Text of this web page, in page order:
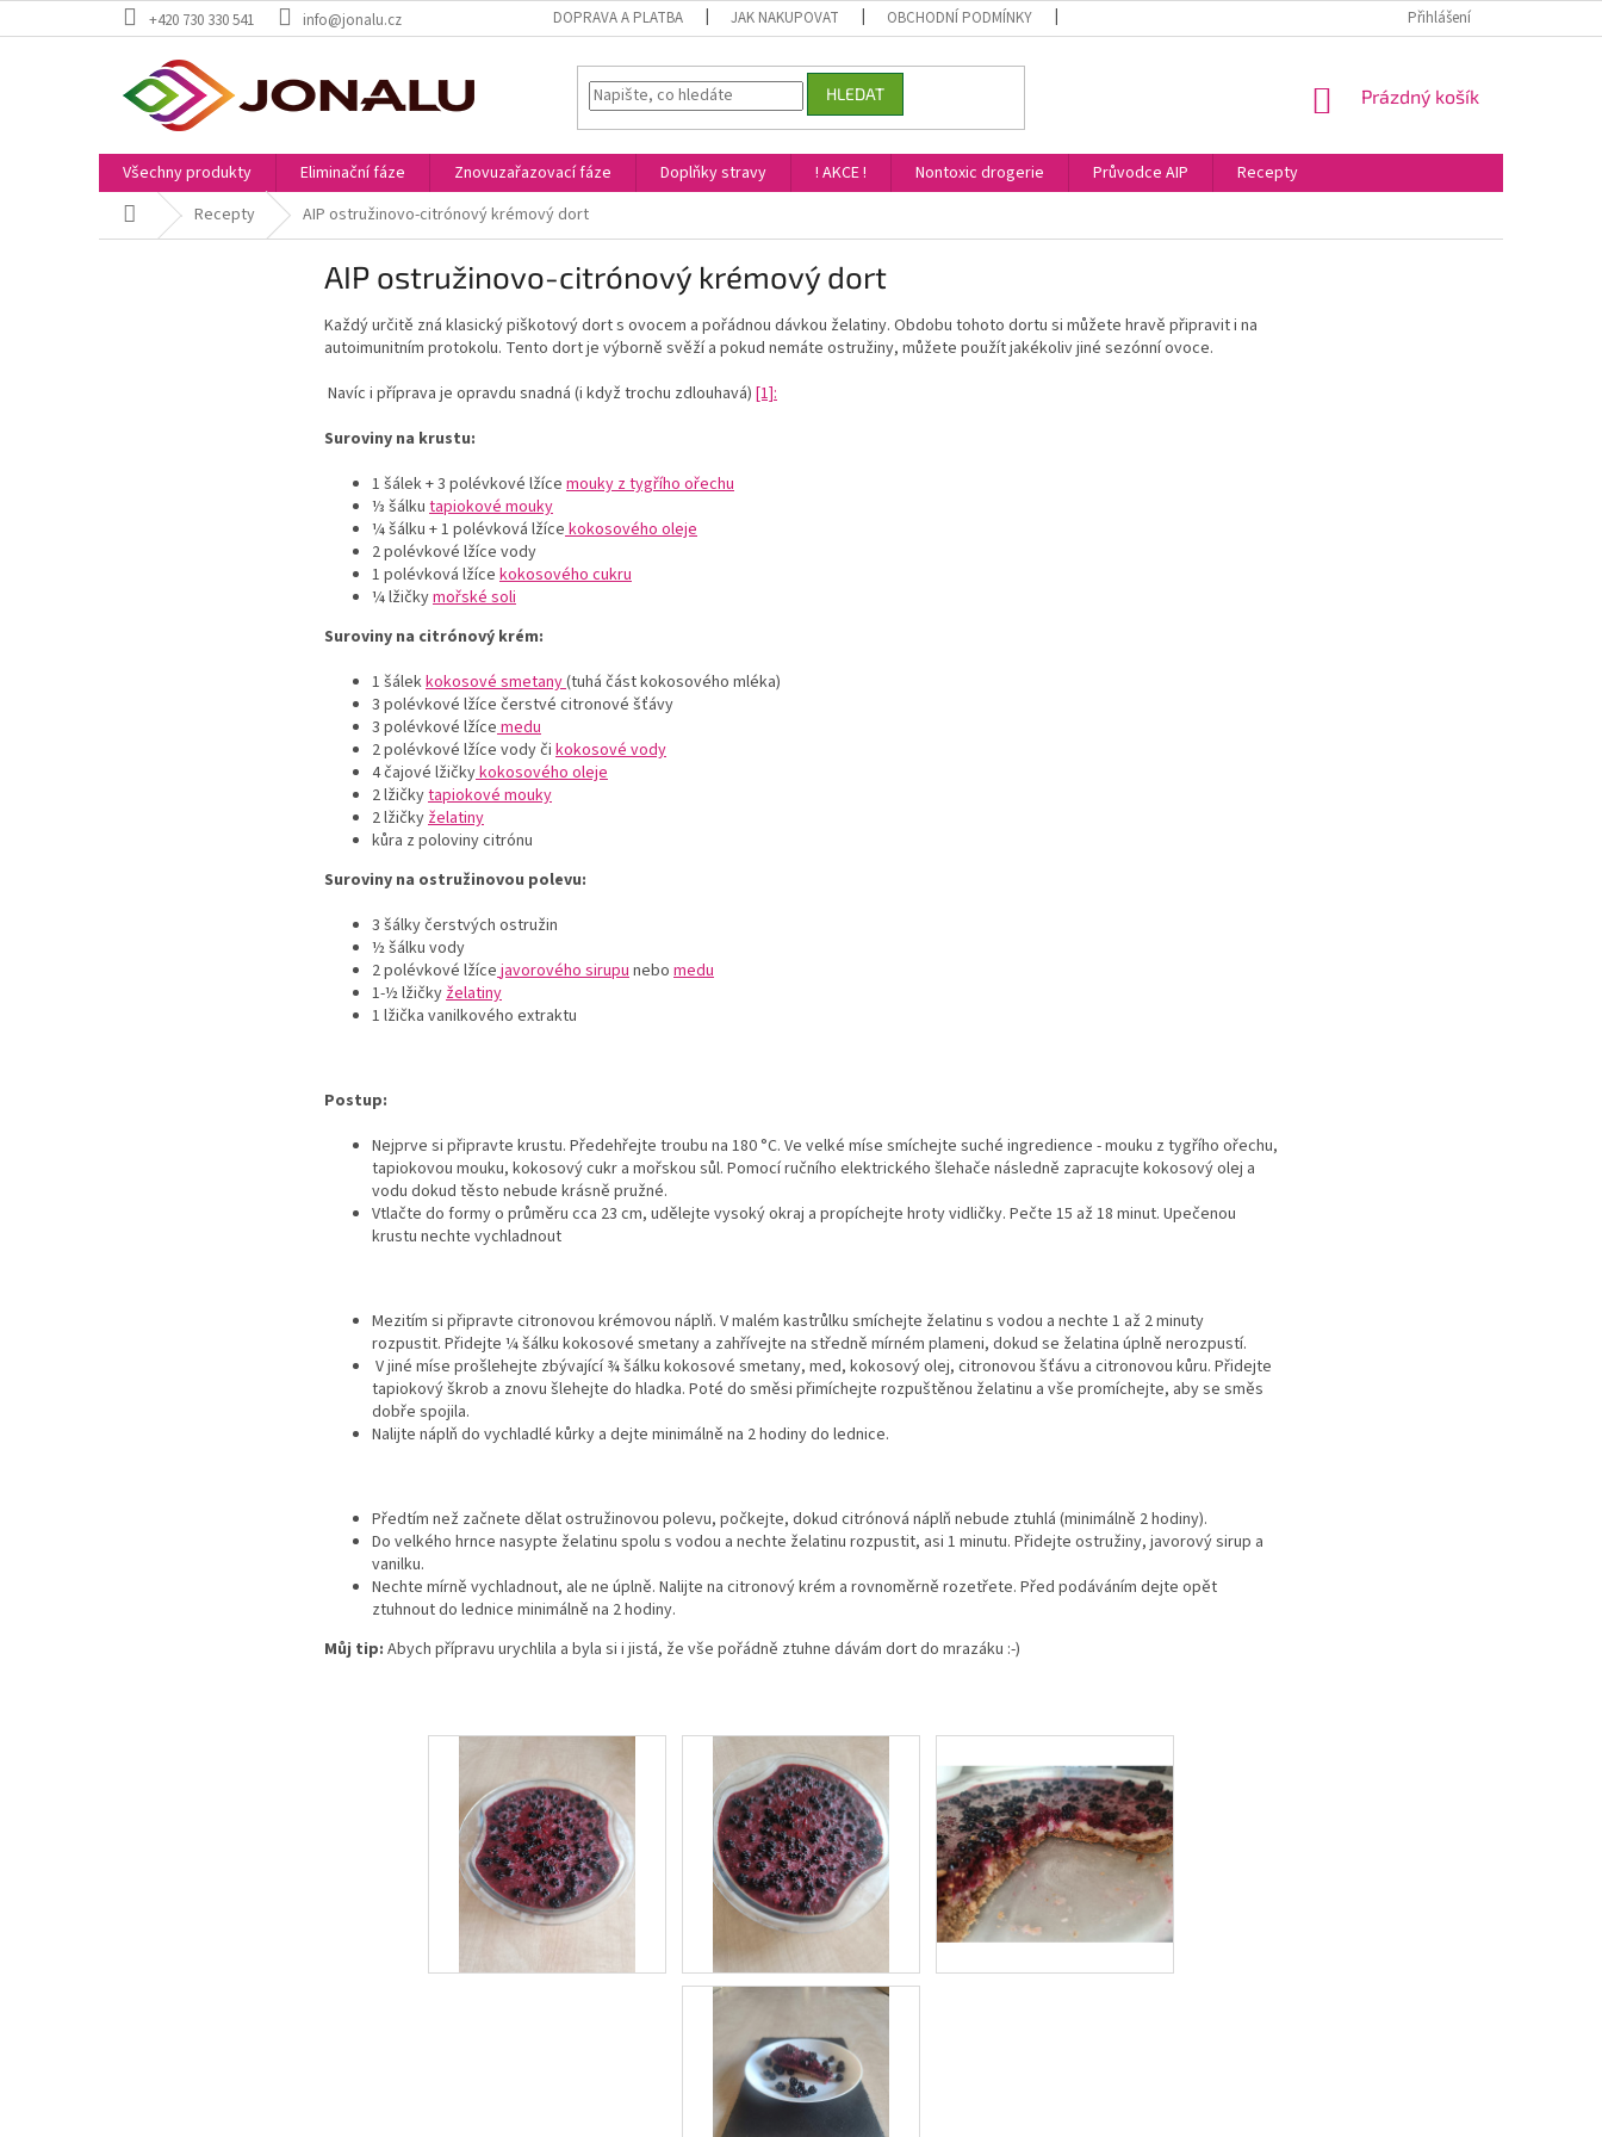
na
+420 730 330 541 info@jonalu.cz DOPRAVA A PLATBA JAK NAKUPOVAT OBCHODNÍ PODMÍNKY VRÁCENÍ ZBOŽÍ
Přihlášení
HLEDAT
NÁKUPNÍ
Prázdný košík
Všechny produkty Eliminační fáze Znovuzařazovací fáze Doplňky stravy ! AKCE ! Nontoxic drogerie Průvodce AIP
Recepty
Domů Recepty AIP ostružinovo-citrónový krémový dort
AIP ostružinovo-citrónový krémový dort
Každý určitě zná klasický piškotový dort s ovocem a pořádnou dávkou želatiny. Obdobu tohoto dortu si můžete hravě připravit i na
autoimunitním protokolu. Tento dort je výborně svěží a pokud nemáte ostružiny, můžete použít jakékoliv jiné sezónní ovoce.
Navíc i příprava je opravdu snadná (i když trochu zdlouhavá) [1]:
Suroviny na krustu:
1 šálek + 3 polévkové lžíce mouky z tygřího ořechu
⅓ šálku tapiokové mouky
¼šálku + 1 polévková lžíce kokosového oleje
2polévkové lžíce vody
1 polévková lžíce kokosového cukru
¼lžičkymořské soli
Suroviny na citrónový krém:
1 šálekkokosové smetany(tuhá část kokosového mléka)
3 polévkové lžíce čerstvé citronové šťávy
3 polévkové lžíce medu
2polévkové lžíce vody či kokosové vody
4 čajové lžičkykokosového oleje
2 lžičkytapiokové mouky
2lžičky želatiny
kůra z poloviny citrónu
Suroviny na ostružinovou polevu:
3 šálky čerstvých ostružin
½šálku vody
2polévkové lžíce javorového sirupu nebo medu
1-½lžičky želatiny
1 lžička vanilkového extraktu
Postup:
Nejprve si připravte krustu. Předehřejte troubu na 180 °C. Ve velké míse smíchejte suché ingredience - mouku z tygřího ořechu,
tapiokovou mouku, kokosový cukr a mořskou sůl. Pomocí ručního elektrického šlehače následně zapracujte kokosový olej a
vodu dokud těsto nebude krásně pružné.
Vtlačte do formy o průměru cca 23 cm, udělejte vysoký okraj a propíchejte hroty vidličky. Pečte 15 až 18 minut. Upečenou
krustu nechte vychladnout
Mezitím si připravte citronovou krémovou náplň. V malém kastrůlku smíchejte želatinu s vodou a nechte 1 až 2 minuty
rozpustit. Přidejte ¼šálku kokosové smetany a zahřívejte na středně mírném plameni, dokud se želatina úplně nerozpustí.
V jiné míse prošlehejte zbývající ¾ šálku kokosové smetany, med, kokosový olej, citronovou šťávu a citronovou kůru. Přidejte
tapiokový škrob a znovu šlehejte do hladka. Poté do směsi přimíchejte rozpuštěnou želatinu a vše promíchejte, aby se směs
dobře spojila.
Nalijte náplň do vychladlé kůrky a dejte minimálně na 2 hodiny do lednice.
Předtím než začnete dělat ostružinovou polevu, počkejte, dokud citrónová náplň nebude ztuhlá (minimálně 2 hodiny).
Do velkého hrnce nasypte želatinu spolu s vodou a nechte želatinu rozpustit, asi 1 minutu. Přidejte ostružiny, javorový sirup a
vanilku.
Nechte mírně vychladnout, ale ne úplně. Nalijte na citronový krém a rovnoměrně rozetřete. Před podáváním dejte opět
ztuhnout do lednice minimálně na 2 hodiny.
Můj tip: Abych přípravu urychlila a byla si i jistá, že vše pořádně ztuhne dávám dort do mrazáku :-)